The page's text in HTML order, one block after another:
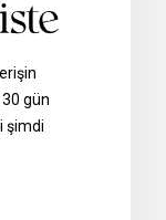
gün
şimdi